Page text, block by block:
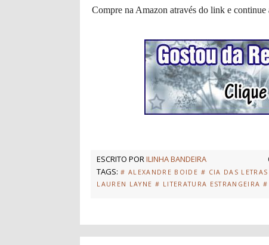
Compre na Amazon através do link e
ESCRITO PORILINHA BANDEIRA
TAGS: # ALEXANDRE BOIDE # CIA DAS LETRAS
LAUREN LAYNE # LITERATURA ESTRANGEIRA #